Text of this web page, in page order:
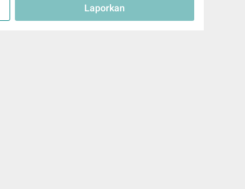
Laporkan